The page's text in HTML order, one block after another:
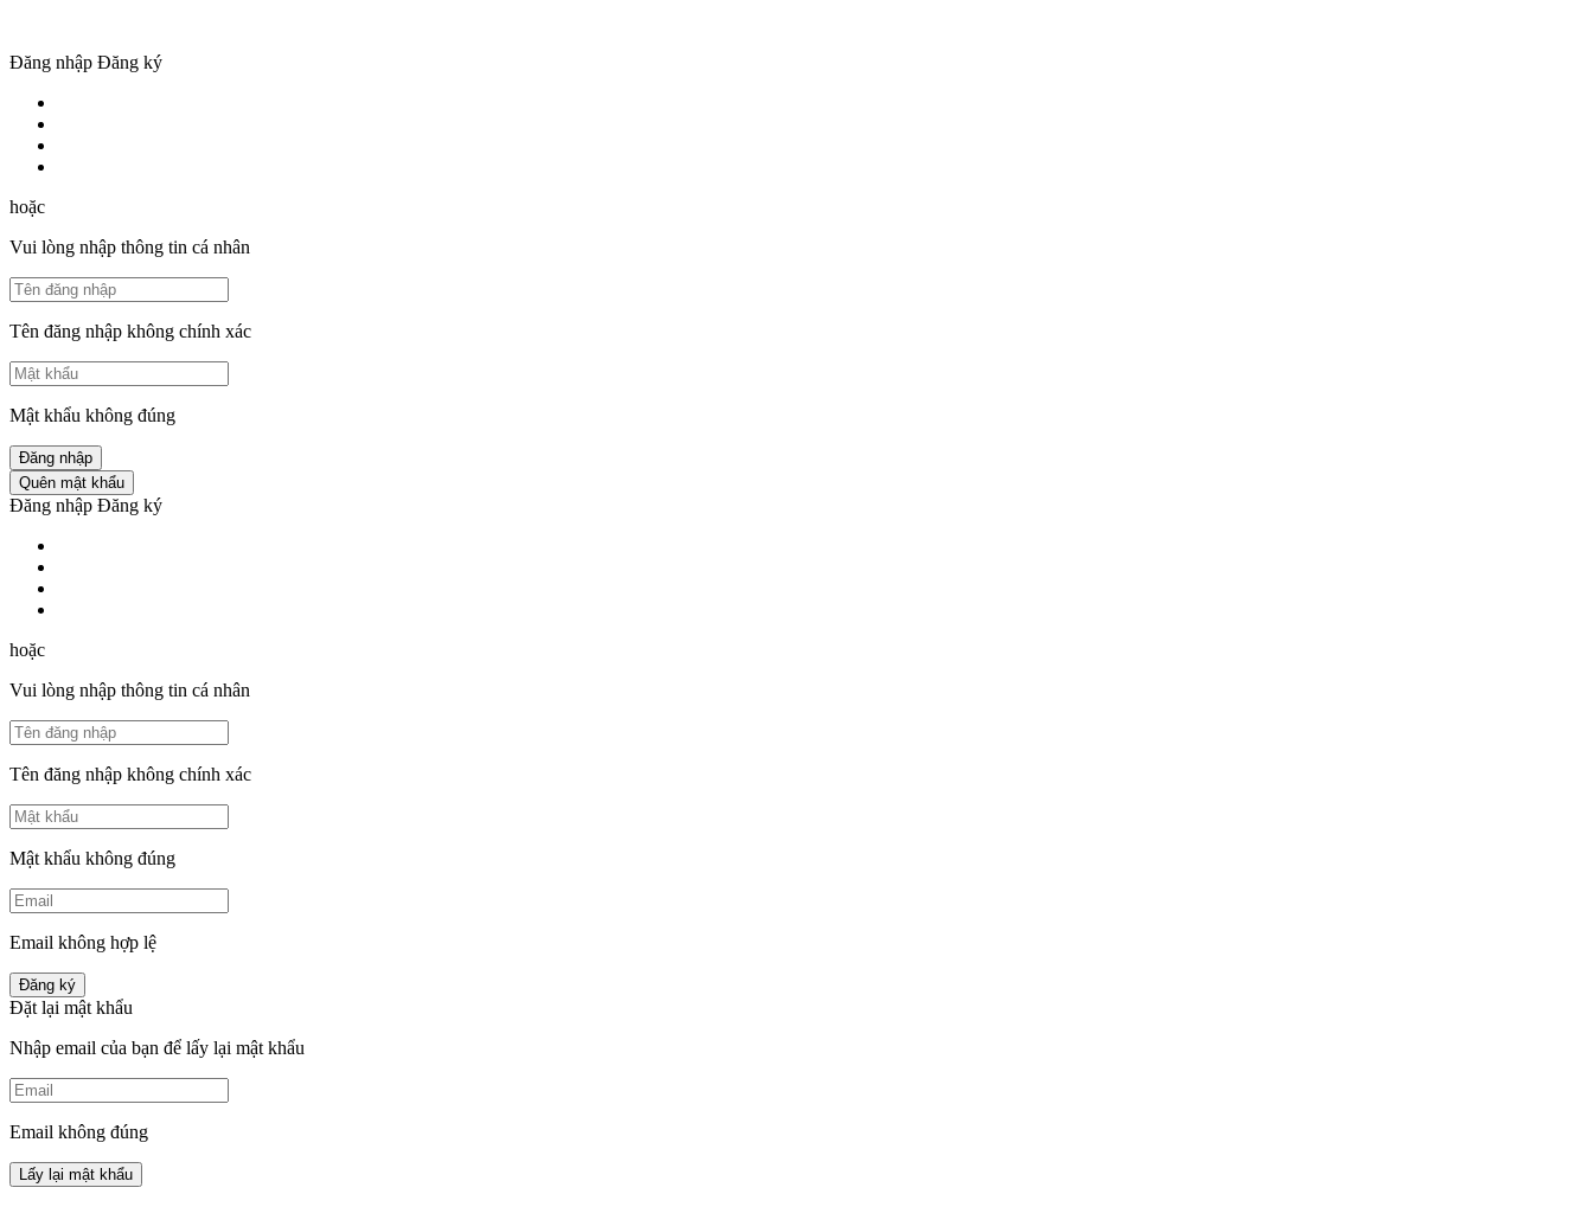
Đăng nhập Đăng ký
hoặc
Vui lòng nhập thông tin cá nhân
Tên đăng nhập không chính xác
Mật khẩu không đúng
Đăng nhập
Quên mật khẩu
Đăng nhập Đăng ký
hoặc
Vui lòng nhập thông tin cá nhân
Tên đăng nhập không chính xác
Mật khẩu không đúng
Email không hợp lệ
Đăng ký
Đặt lại mật khẩu
Nhập email của bạn để lấy lại mật khẩu
Email không đúng
Lấy lại mật khẩu